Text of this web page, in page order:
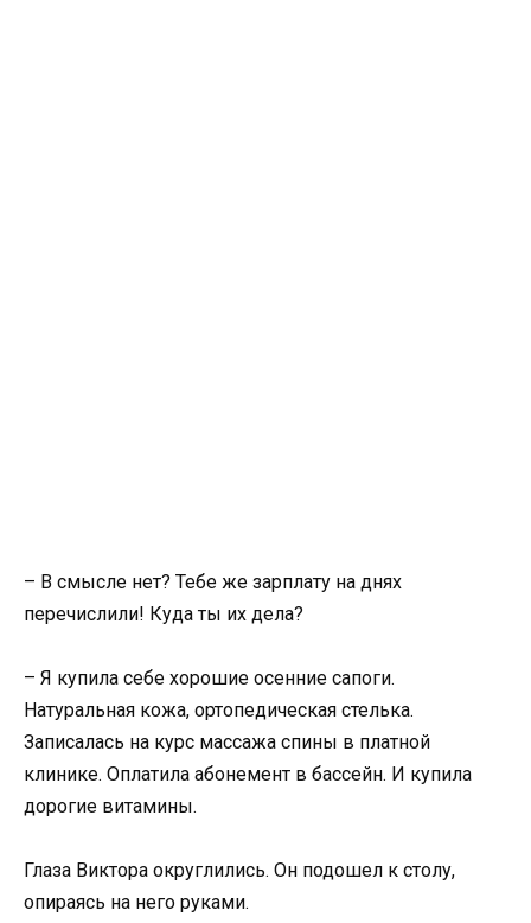
– В смысле нет? Тебе же зарплату на днях
перечислили! Куда ты их дела?
– Я купила себе хорошие осенние сапоги.
Натуральная кожа, ортопедическая стелька.
Записалась на курс массажа спины в платной
клинике. Оплатила абонемент в бассейн. И купила
дорогие витамины.
Глаза Виктора округлились. Он подошел к столу,
опираясь на него руками.